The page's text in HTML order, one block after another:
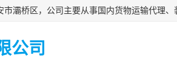
公司